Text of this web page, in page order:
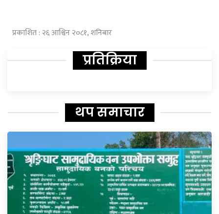
प्रकाशित : २६ आश्विन २०८१, शनिबार
प्रतिक्रिया
थप समाचार